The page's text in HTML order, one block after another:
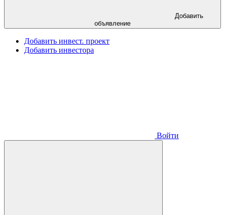
объявление
Добавить инвест. проект
Добавить инвестора
Войти